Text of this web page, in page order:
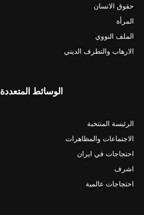
حقوق الانسان
المرأة
الملف النووي
الارهاب والتطرف الديني
الوسائط المتعددة
الرئيسة المنتخبة
الاجتماعات والمظاهرات
احتجاجات في ايران
اشرف
احتجاجات عالمية